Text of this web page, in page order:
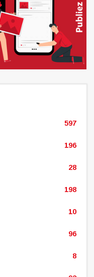
597
196
28
198
10
96
8